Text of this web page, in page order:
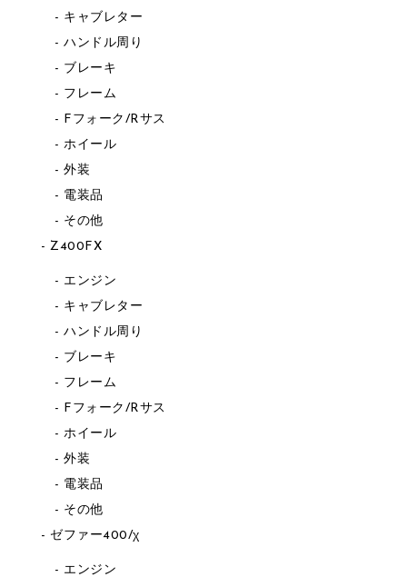
キャブレター
ハンドル周り
ブレーキ
フレーム
Fフォーク/Rサス
ホイール
外装
電装品
その他
Z400FX
エンジン
キャブレター
ハンドル周り
ブレーキ
フレーム
Fフォーク/Rサス
ホイール
外装
電装品
その他
ゼファー400/χ
エンジン